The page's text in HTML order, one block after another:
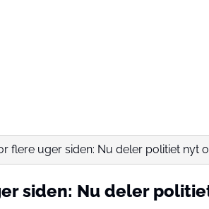
flere uger siden: Nu deler politiet nyt
siden: Nu deler